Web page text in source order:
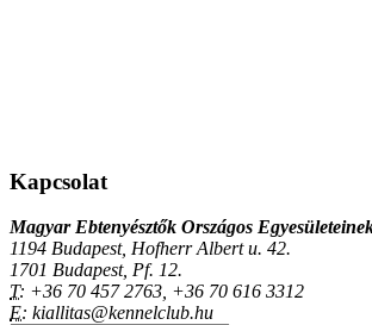
Kapcsolat
Magyar Ebtenyésztők Országos
1194 Budapest, Hofherr Albert u. 42.
1701 Budapest, Pf. 12.
T: +36 70 457 2763, +36 70 616 3312
E: kiallitas@kennelclub.hu